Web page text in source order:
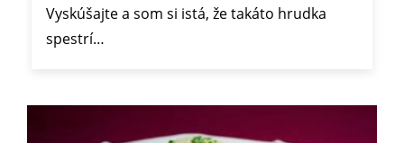
Vyskúšajte a som si istá, že takáto hrudka
spestrí…